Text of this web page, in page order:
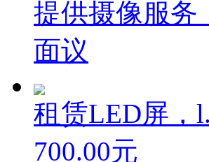
提供摄像服务
面议
租赁LED屏，